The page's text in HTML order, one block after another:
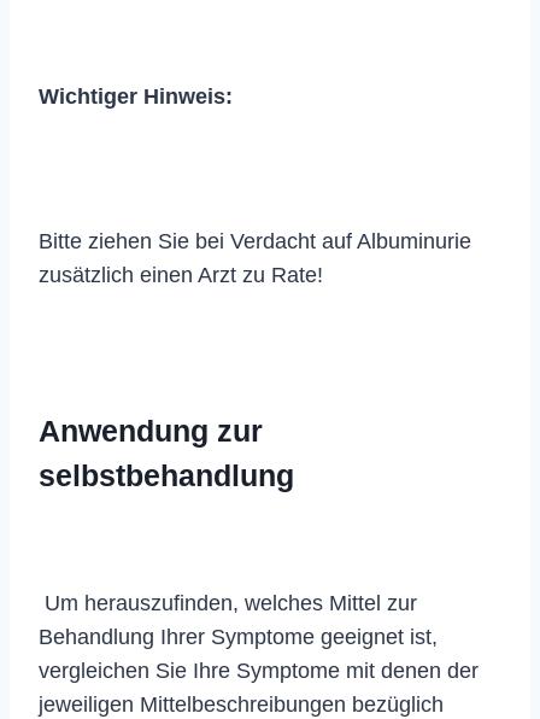
Wichtiger Hinweis:
Bitte ziehen Sie bei Verdacht auf Albuminurie
zusätzlich einen Arzt zu Rate!
Anwendung zur
selbstbehandlung
Um herauszufinden, welches Mittel zur
Behandlung Ihrer Symptome geeignet ist,
vergleichen Sie Ihre Symptome mit denen der
jeweiligen Mittelbeschreibungen bezüglich